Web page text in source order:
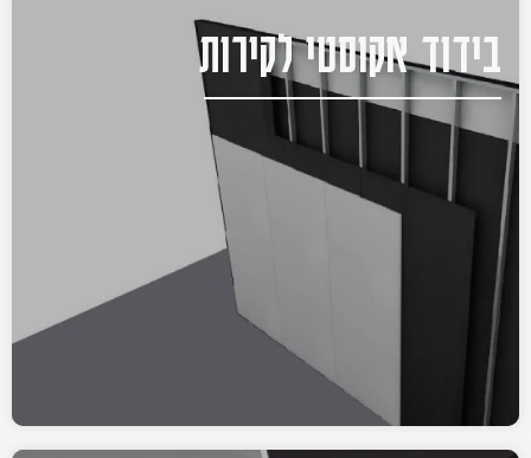
בידוד אקוסטי לקירות